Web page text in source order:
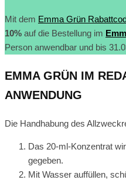
Mit dem Emma Grün
10% auf die Bestellung im
Person anwendbar und bis
EMMA GRÜN IM
ANWENDUNG
Die Handhabung des
Das 20-ml-Konzentrat
gegeben.
Mit Wasser auffüllen,